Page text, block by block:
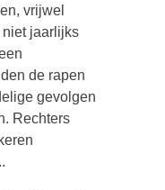
vrijwel
jaarlijks
de rapen
gevolgen
Rechters